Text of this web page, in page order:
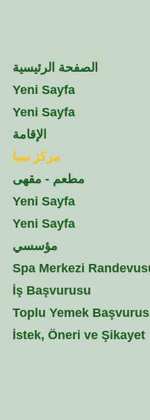
الصفحة الرئيسية
Yeni Sayfa
Yeni Sayfa
الإقامة
مركز سبا
مطعم - مقهى
Yeni Sayfa
Yeni Sayfa
مؤسسي
Spa Merkezi
İş Başvurusu
Toplu Yemek
İstek, Öneri ve Şikayet